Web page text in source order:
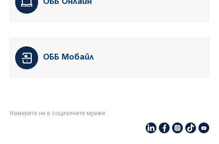
ОББ Онлайн
ОББ Мобайл
Намерете ни в социалните мрежи: